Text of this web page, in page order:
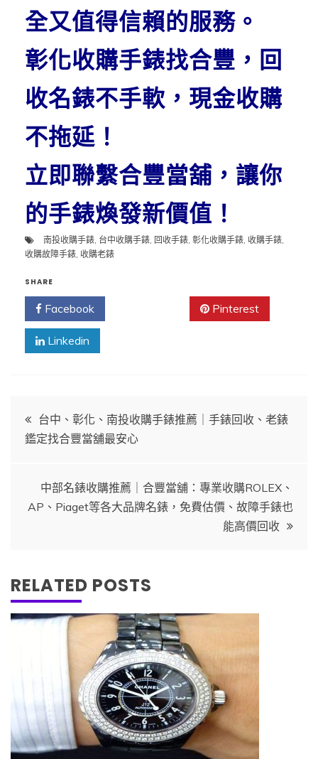
全又值得信賴的服務。
彰化收購手錶找合豐，回
收名錶不手軟，現金收購
不拖延！
立即聯繫合豐當舖，讓你
的手錶煥發新價值！
南投收購手錶, 台中收購手錶, 回收手錶, 彰化收購手錶, 收購手錶,
收購故障手錶, 收購老錶
SHARE
Facebook Pinterest
Linkedin
文
章
台中、彰化、南投收購手錶推薦｜手錶回收、老錶
鑑定找合豐當舖最安心
中部名錶收購推薦｜合豐當舖：專業收購ROLEX、
AP、Piaget等各大品牌名錶，免費估價、故障手錶也
能高價回收
RELATED POSTS